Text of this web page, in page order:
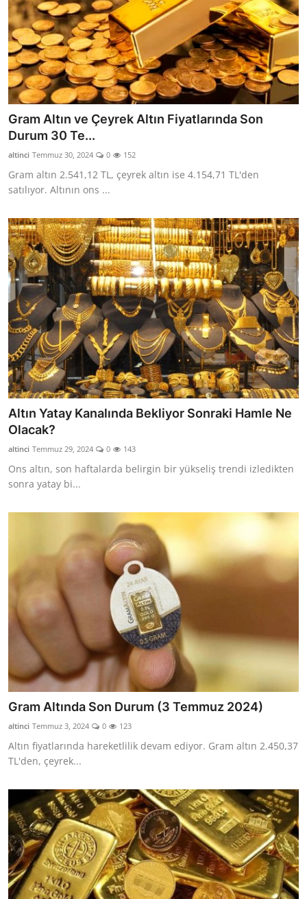
Gram Altın ve Çeyrek Altın Fiyatlarında Son
Durum 30 Te...
altinci Temmuz 30, 2024 0 152
Gram altın 2.541,12 TL, çeyrek altın ise 4.154,71 TL'den
satılıyor. Altının ons ...
Altın Yatay Kanalında Bekliyor Sonraki Hamle Ne
Olacak?
altinci Temmuz 29, 2024 0 143
Ons altın, son haftalarda belirgin bir yükseliş trendi izledikten
sonra yatay bi...
Gram Altında Son Durum (3 Temmuz 2024)
altinci Temmuz 3, 2024 0 123
Altın fiyatlarında hareketlilik devam ediyor. Gram altın 2.450,37
TL'den, çeyrek...